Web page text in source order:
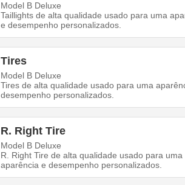
Model B Deluxe
Taillights de alta qualidade usado para uma
e desempenho personalizados.
Tires
Model B Deluxe
Tires de alta qualidade usado para uma
desempenho personalizados.
R. Right Tire
Model B Deluxe
R. Right Tire de alta qualidade usado para uma
aparência e desempenho personalizados.